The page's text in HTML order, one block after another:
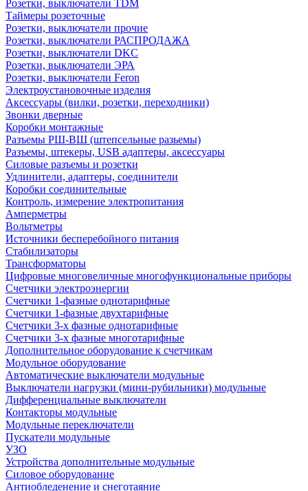
Розетки, выключатели TDM
Таймеры розеточные
Розетки, выключатели прочие
Розетки, выключатели РАСПРОДАЖА
Розетки, выключатели DKC
Розетки, выключатели ЭРА
Розетки, выключатели Feron
Электроустановочные изделия
Аксессуары (вилки, розетки, переходники)
Звонки дверные
Коробки монтажные
Разъемы РШ-ВШ (штепсельные разьемы)
Разъемы, штекеры, USB адаптеры, аксессуары
Силовые разъемы и розетки
Удлинители, адаптеры, соединители
Коробки соединительные
Контроль, измерение электропитания
Амперметры
Вольтметры
Источники бесперебойного питания
Стабилизаторы
Трансформаторы
Цифровые многовеличные многофункциональные приборы
Счетчики электроэнергии
Счетчики 1-фазные однотарифные
Счетчики 1-фазные двухтарифные
Счетчики 3-х фазные однотарифные
Счетчики 3-х фазные многотарифные
Дополнительное оборудование к счетчикам
Модульное оборудование
Автоматические выключатели модульные
Выключатели нагрузки (мини-рубильники) модульные
Дифференциальные выключатели
Контакторы модульные
Модульные переключатели
Пускатели модульные
УЗО
Устройства дополнительные модульные
Силовое оборудование
Антиобледенение и снеготаяние